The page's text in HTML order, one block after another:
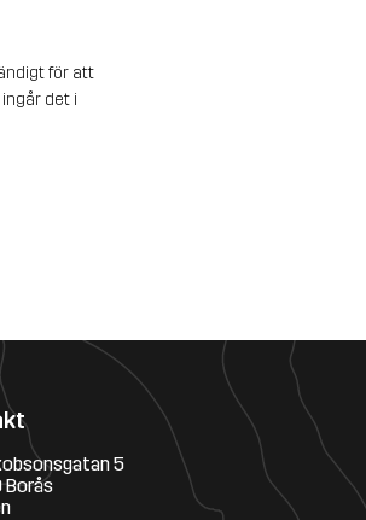
för att
det i
5
Borås